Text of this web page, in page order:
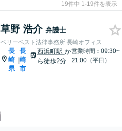
19件中 1-19件を表示
草野 浩介 弁護士
ベリーベスト法律事務所 長崎オフィス
長
崎
県
|
長
崎
市
西浜町駅 か
ら徒歩2分
営業時間：09:30~
21:00（平日）